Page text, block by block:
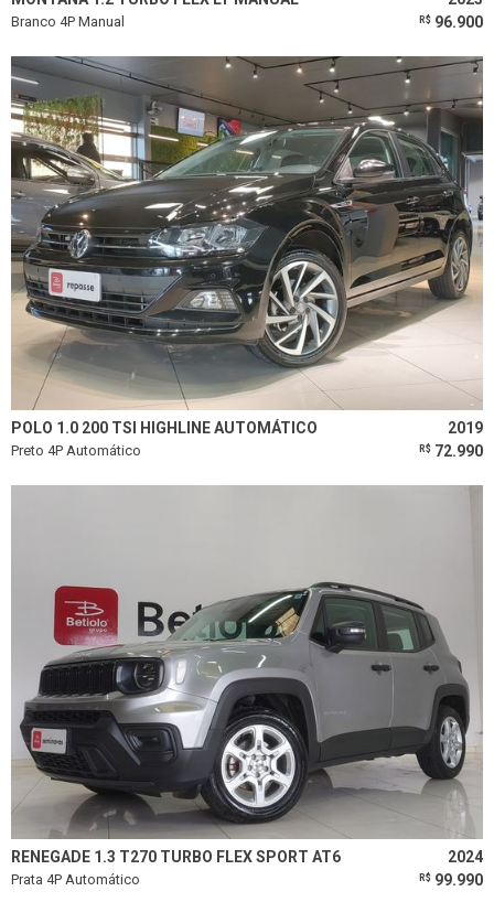
Branco 4P Manual R$ 96.900
POLO 1.0 200 TSI HIGHLINE AUTOMÁTICO 2019
Preto 4P Automático R$ 72.990
RENEGADE 1.3 T270 TURBO FLEX SPORT AT6 2024
Prata 4P Automático R$ 99.990